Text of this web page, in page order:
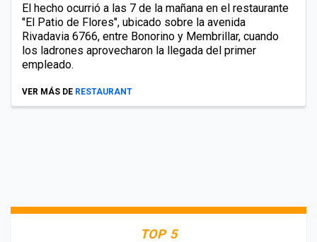
El hecho ocurrió a las 7 de la mañana en el restaurante
"El Patio de Flores", ubicado sobre la avenida
Rivadavia 6766, entre Bonorino y Membrillar, cuando
los ladrones aprovecharon la llegada del primer
empleado.
VER MÁS DE RESTAURANT
TOP 5